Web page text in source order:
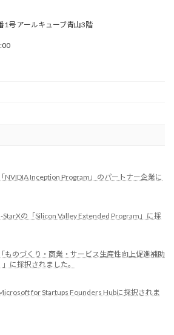
1号 アールキューブ青山3階
NVIDIA Inception Program」のパートナー企業に
の「Silicon Valley Extended Program」に採
ものづくり・商業・サービス生産性向上促進補助
に採択されました。
for Startups Founders Hubに採択されま